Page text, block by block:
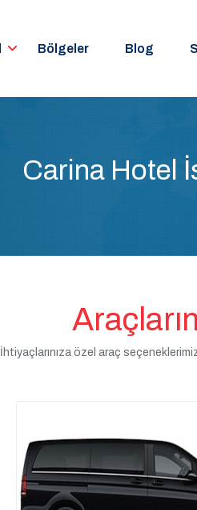
Bölgeler Blog
Carina Hotel
İhtiyaçlarınıza özel araç